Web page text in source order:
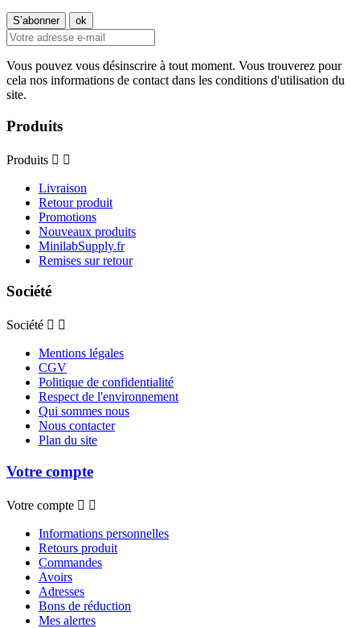
Vous pouvez vous désinscrire à tout moment. Vous trouverez pour
cela nos informations de contact dans les conditions d'utilisation du
site.
Produits
Produits  
Livraison
Retour produit
Promotions
Nouveaux produits
MinilabSupply.fr
Remises sur retour
Société
Société  
Mentions légales
CGV
Politique de confidentialité
Respect de l'environnement
Qui sommes nous
Nous contacter
Plan du site
Votre compte
Votre compte  
Informations personnelles
Retours produit
Commandes
Avoirs
Adresses
Bons de réduction
Mes alertes